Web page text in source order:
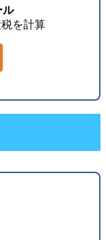
ル
を計算